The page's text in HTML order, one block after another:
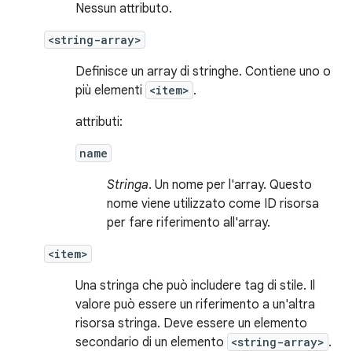
Nessun attributo.
<string-array>
Definisce un array di stringhe. Contiene uno o
più elementi <item> .
attributi:
name
Stringa. Un nome per l'array. Questo
nome viene utilizzato come ID risorsa
per fare riferimento all'array.
<item>
Una stringa che può includere tag di stile. Il
valore può essere un riferimento a un'altra
risorsa stringa. Deve essere un elemento
secondario di un elemento <string-array> .